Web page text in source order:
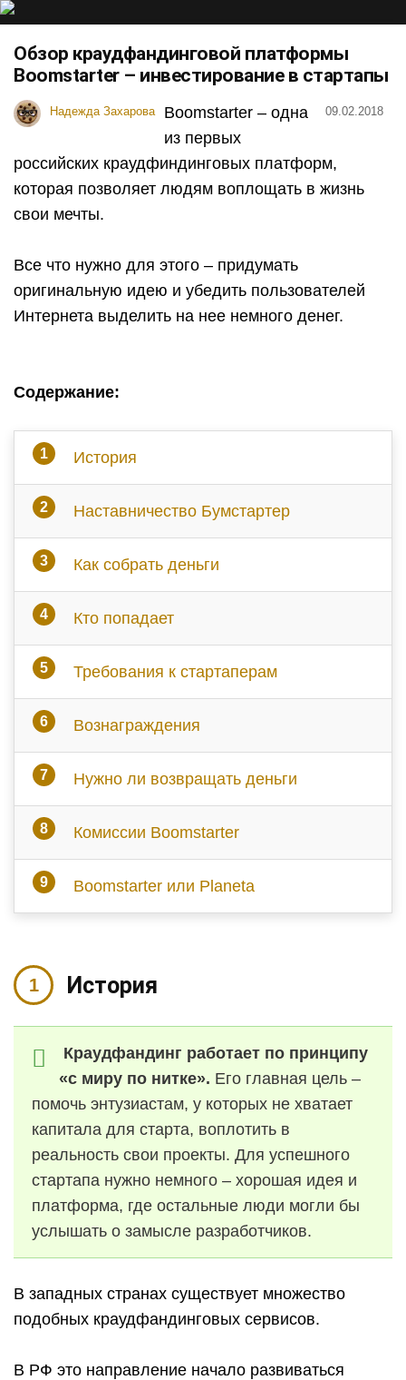
Обзор краудфандинговой платформы
Boomstarter – инвестирование в стартапы
Надежда Захарова 09.02.2018
Boomstarter – одна
из первых
российских краудфиндинговых платформ,
которая позволяет людям воплощать в жизнь
свои мечты.
Все что нужно для этого – придумать
оригинальную идею и убедить пользователей
Интернета выделить на нее немного денег.
Cодержание:
История
Наставничество Бумстартер
Как собрать деньги
Кто попадает
Требования к стартаперам
Вознаграждения
Нужно ли возвращать деньги
Комиссии Boomstarter
Boomstarter или Planeta
История
Краудфандинг работает по принципу
«с миру по нитке». Его главная цель –
помочь энтузиастам, у которых не хватает
капитала для старта, воплотить в
реальность свои проекты. Для успешного
стартапа нужно немного – хорошая идея и
платформа, где остальные люди могли бы
услышать о замысле разработчиков.
В западных странах существует множество
подобных краудфандинговых сервисов.
В РФ это направление начало развиваться